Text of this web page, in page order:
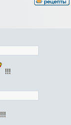
!!!
!!!